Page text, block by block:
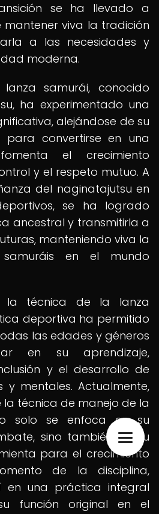
se ha llevado a
viva la tradición
a las necesidades y
moderna.
samurái, conocido
ha experimentado una
alejándose de su
convertirse en una
el crecimiento
y el respeto mutuo. A
del naginatajutsu en
se ha logrado
ancestral y transmitirla a
manteniendo viva la
en el mundo
la técnica de la lanza
deportiva ha permitido
las edades y géneros
en su aprendizaje,
y el desarrollo de
y mentales. Actualmente,
técnica de manejo de la
solo se enfoca en su
sino también en su
para el crecimiento
de la disciplina,
en una práctica integral
función original en el